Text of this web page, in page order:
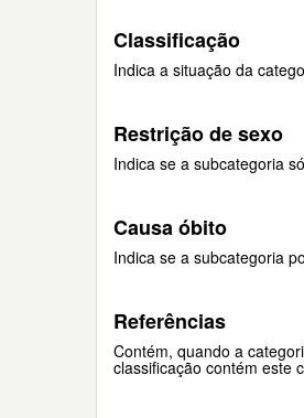
Classificação
Indica a situação da
Restrição de sexo
Indica se a subcategoria
Causa óbito
Indica se a subcategoria
Referências
Contém, quando a
classificação contém este